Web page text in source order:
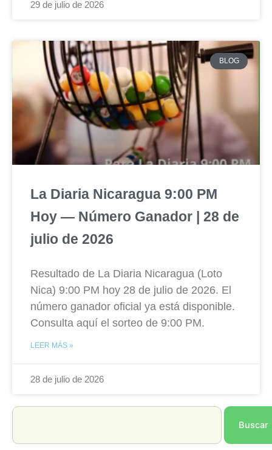
29 de julio de 2026
BLOG
La Diaria Nicaragua 9:00 PM
Hoy — Número Ganador | 28 de
julio de 2026
Resultado de La Diaria Nicaragua (Loto
Nica) 9:00 PM hoy 28 de julio de 2026. El
número ganador oficial ya está disponible.
Consulta aquí el sorteo de 9:00 PM.
LEER MÁS »
28 de julio de 2026
Search
Buscar